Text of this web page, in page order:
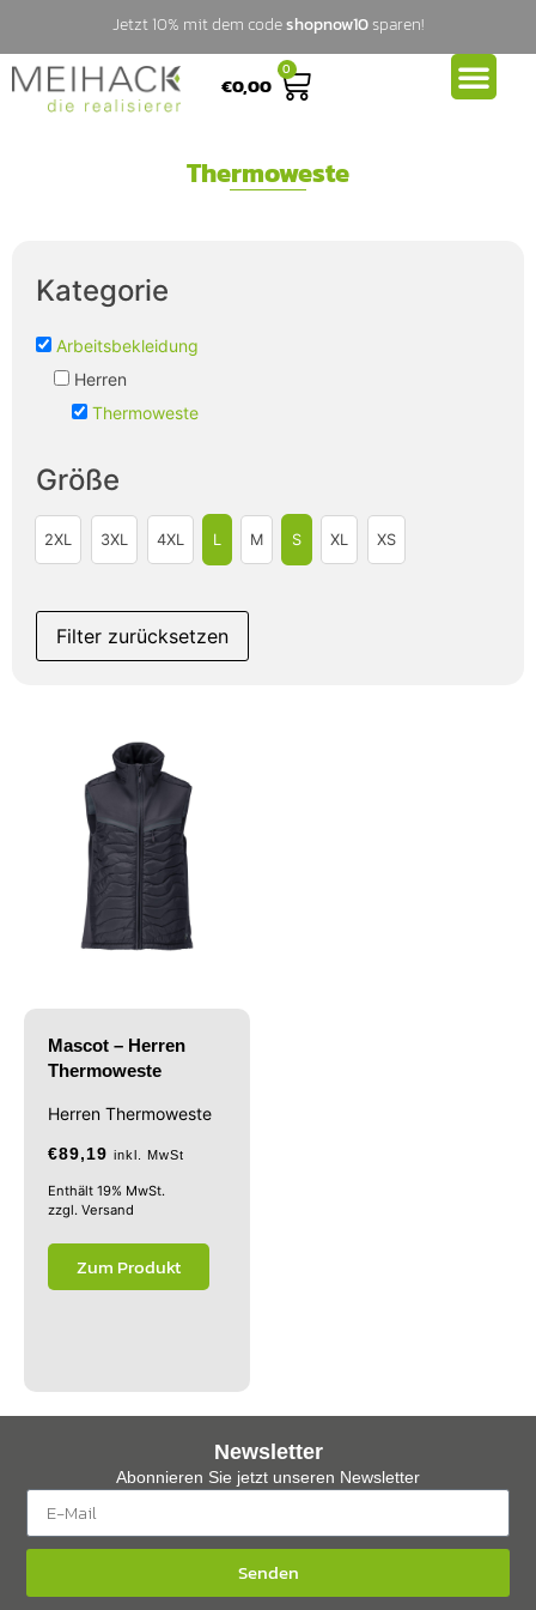
Jetzt 10% mit dem codeshopnow10sparen!
€0,00
0
Thermoweste
Kategorie
Arbeitsbekleidung
Herren
Thermoweste
Größe
2XL 3XL 4XL L M S XL XS
Filter zurücksetzen
Mascot – Herren
Thermoweste
Herren Thermoweste
€89,19 inkl. MwSt
Enthält 19% MwSt.
zzgl. Versand
Zum Produkt
Newsletter
Abonnieren Sie jetzt unseren Newsletter
Senden